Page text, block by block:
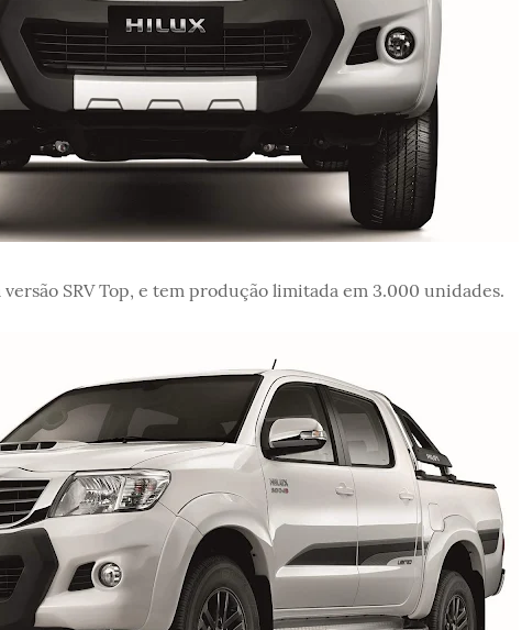
SRV Top, e tem produção limitada em 3.000 unidades.